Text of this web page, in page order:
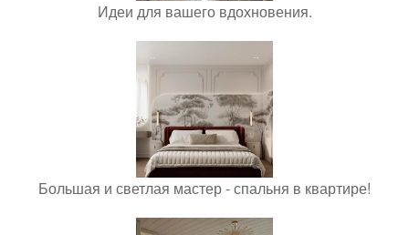
Идеи для вашего вдохновения.
Большая и светлая мастер - спальня в квартире!